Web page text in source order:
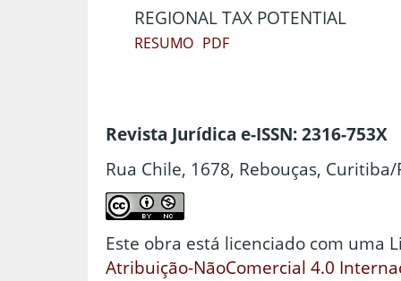
REGIONAL TAX POTENTIAL
RESUMO PDF
Revista Jurídica e-ISSN: 2316-753X
Rua Chile, 1678, Rebouças, Curitiba/
Este obra está licenciado com uma
Atribuição-NãoComercial 4.0